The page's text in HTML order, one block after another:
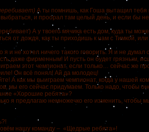
А ты помнишь, как Гоша вытащил тебя
выбраться, и проорал там целый день, и если бы
А у твоего мячика есть дом, куда ты
от дождя, как ты приходишь к нам с Тимкой,
я и не хотел ничего такого говорить. Я и не думал
даже фирменным! И пусть он будет грязным,
этот чемпионат, если только… сейчас же
Он всё понял! Ай да молодец!
А как мы выиграем чемпионат, когда у нашей
мы его сейчас придумаем. Только надо, чтобы
«Хорошие ребята»?
я предлагаю немножечко его изменить, чтобы
нашу команду – «Щедрые ребята»!